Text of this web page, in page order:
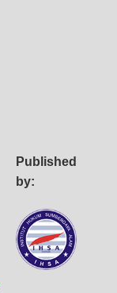
Published
by: